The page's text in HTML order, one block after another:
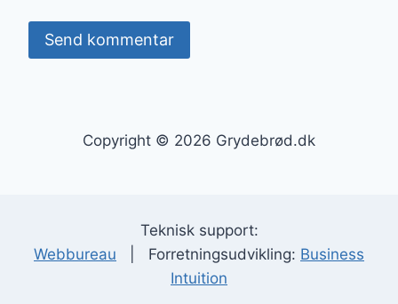
Copyright © 2026 Grydebrød.dk
Teknisk support:
Webbureau | Forretningsudvikling: Business
Intuition